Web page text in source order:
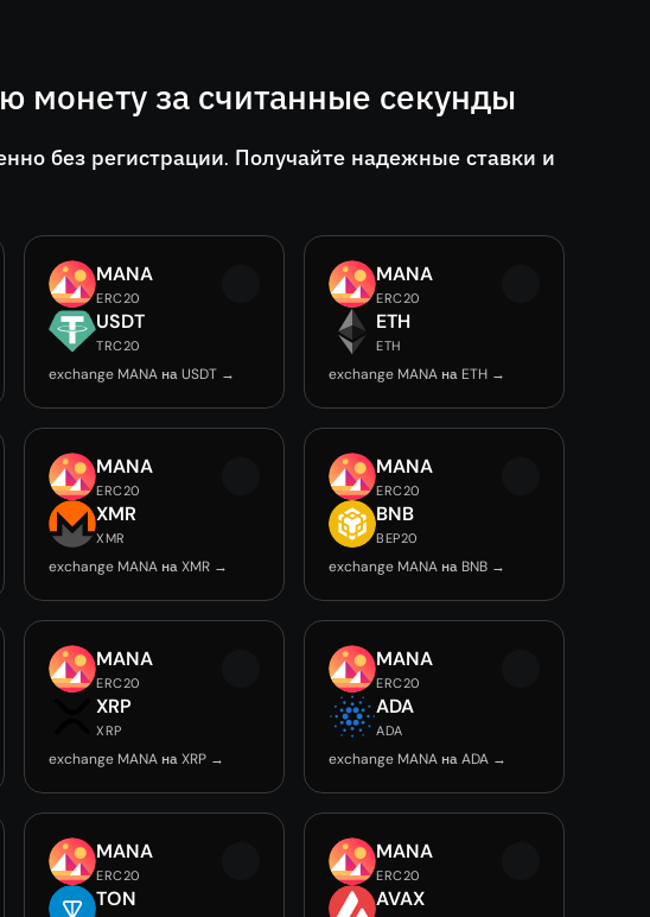
монету за считанные секунды
без регистрации. Получайте надежные ставки и
MANA
ERC20
USDT
TRC20
exchange MANA на USDT →
MANA
ERC20
ETH
ETH
exchange MANA на ETH →
MANA
ERC20
XMR
XMR
exchange MANA на XMR →
MANA
ERC20
BNB
BEP20
exchange MANA на BNB →
MANA
ERC20
XRP
XRP
exchange MANA на XRP →
MANA
ERC20
ADA
ADA
exchange MANA на ADA →
MANA
ERC20
TON
MANA
ERC20
AVAX